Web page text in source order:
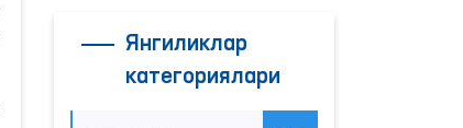
Янгиликлар
категориялари